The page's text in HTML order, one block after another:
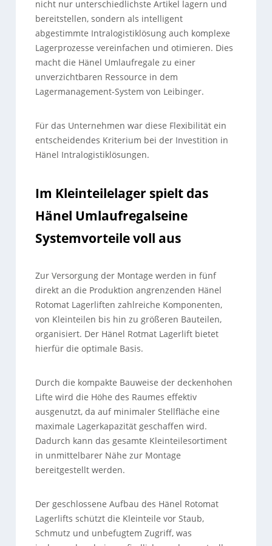
nicht nur unterschiedlichste Artikel lagern und
bereitstellen, sondern als intelligent
abgestimmte Intralogistiklösung auch komplexe
Lagerprozesse vereinfachen und otimieren. Dies
macht die Hänel Umlaufregale zu einer
unverzichtbaren Ressource in dem
Lagermanagement-System von Leibinger.
Für das Unternehmen war diese Flexibilität ein
entscheidendes Kriterium bei der Investition in
Hänel Intralogistiklösungen.
Im Kleinteilelager spielt das
Hänel Umlaufregalseine
Systemvorteile voll aus
Zur Versorgung der Montage werden in fünf
direkt an die Produktion angrenzenden Hänel
Rotomat Lagerliften zahlreiche Komponenten,
von Kleinteilen bis hin zu größeren Bauteilen,
organisiert. Der Hänel Rotmat Lagerlift bietet
hierfür die optimale Basis.
Durch die kompakte Bauweise der deckenhohen
Lifte wird die Höhe des Raumes effektiv
ausgenutzt, da auf minimaler Stellfläche eine
maximale Lagerkapazität geschaffen wird.
Dadurch kann das gesamte Kleinteilesortiment
in unmittelbarer Nähe zur Montage
bereitgestellt werden.
Der geschlossene Aufbau des Hänel Rotomat
Lagerlifts schützt die Kleinteile vor Staub,
Schmutz und unbefugtem Zugriff, was